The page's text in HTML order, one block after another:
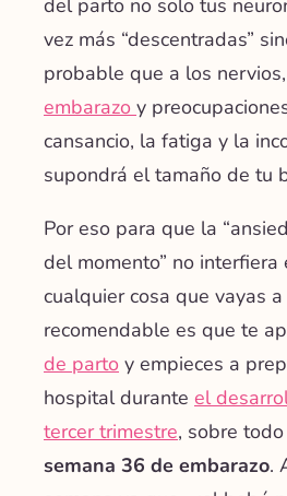
vez más “descentradas”
probable que a los nervios,
embarazo y
cansancio, la fatiga y la
supondrá el tamaño de tu
Por eso para que la
del momento” no
cualquier cosa que vayas
recomendable es que te
de parto y empieces a
hospital durante el
tercer trimestre, sobre todo
semana 36 de embarazo.